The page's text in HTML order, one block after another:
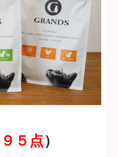
９５点）